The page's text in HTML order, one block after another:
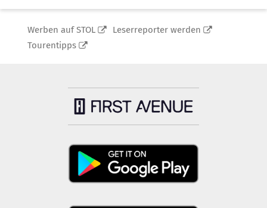
Werben auf STOL
Leserreporter werden
Tourentipps